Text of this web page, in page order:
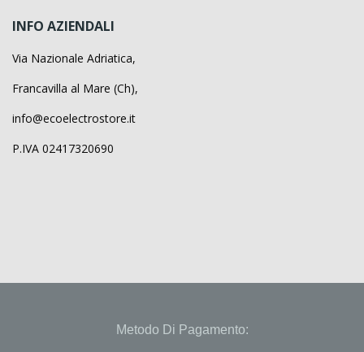
INFO AZIENDALI
Via Nazionale Adriatica,
Francavilla al Mare (Ch),
info@ecoelectrostore.it
P.IVA 02417320690
Metodo Di Pagamento: